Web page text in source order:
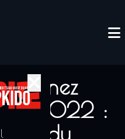
2022 :
rendu